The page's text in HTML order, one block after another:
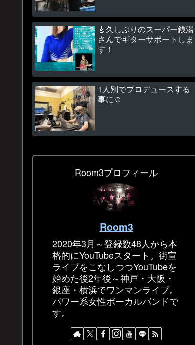
🎸久しぶりのスーパー銭湯
さんでギターサポートしま
す！
1人別でプロデュースする
事に☺
Room3プロフィール
Room3
2020年3月～登録数48人から本
格的にYouTubeスタート。街宣
ライブをこなしつつYouTubeを
始めた後2年後～神戸・大阪・
銀座・横浜でワンマンライブ。
パワー系女性ボーカルバンドで
す。